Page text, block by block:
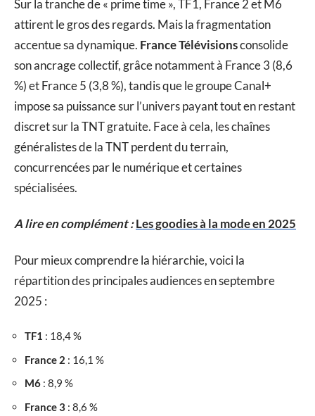
Sur la tranche de « prime time », TF1, France 2 et M6
attirent le gros des regards. Mais la fragmentation
accentue sa dynamique. France Télévisionsconsolide
son ancrage collectif, grâce notamment à France 3 (8,6
%) et France 5 (3,8 %), tandis que le groupe Canal+
impose sa puissance sur l’univers payant tout en restant
discret sur la TNT gratuite. Face à cela, les chaînes
généralistes de la TNT perdent du terrain,
concurrencées par le numérique et certaines
spécialisées.
A lire en complément :Les goodies à la mode en 2025
Pour mieux comprendre la hiérarchie, voici la
répartition des principales audiences en septembre
2025 :
TF1 : 18,4 %
France 2 : 16,1 %
M6 : 8,9 %
France 3 : 8,6 %